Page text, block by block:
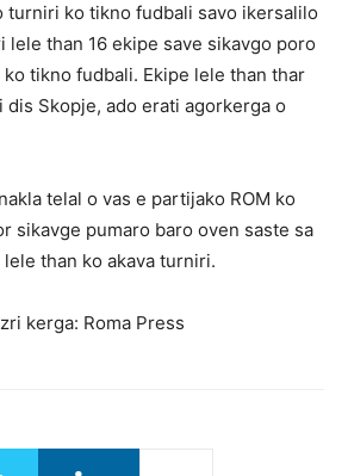
turniri ko tikno fudbali savo ikersalilo
lele than 16 ekipe save sikavgo poro
tikno fudbali. Ekipe lele than thar
Skopje, ado erati agorkerga o
telal o vas e partijako ROM ko
sikavge pumaro baro oven saste sa
than ko akava turniri.
kerga: Roma Press